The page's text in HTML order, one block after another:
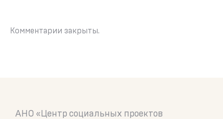
Комментарии закрыты.
АНО «Центр социальных проектов